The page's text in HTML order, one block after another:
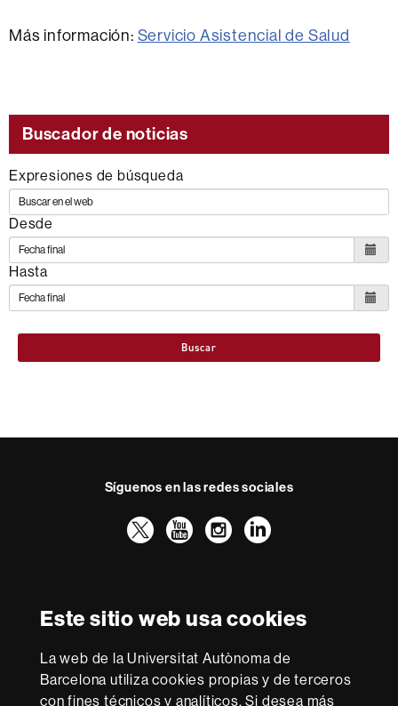
Este sitio web usa cookies
La web de la Universitat Autònoma de
Barcelona utiliza cookies propias y de terceros
con fines técnicos y analíticos. Si desea más
Más información: Servicio Asistencial de Salud
Buscador de noticias
Expresiones de búsqueda
Desde
Hasta
Buscar
Síguenos en las redes sociales
TwitterYouTube
Instagram
LinkedIn
Excellence
Research
-
Euraxess
Con la financiación de